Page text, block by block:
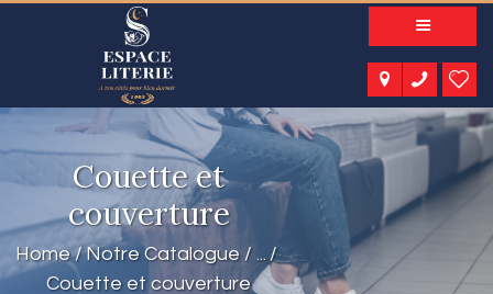
Couette et
couverture
Home Notre Catalogue
...
Couette et couverture
A PROPOS
NOS PRODUITS
NOTRE CATALOGUE
ESPACE KIDS
ESPACE SENIORS
ESPACE NATURE
ACTUALITÉS
CONTACT